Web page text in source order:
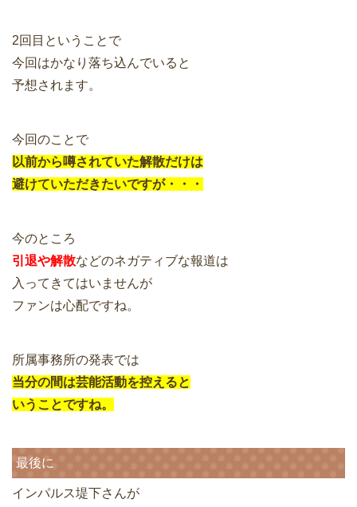
2回目ということで
今回はかなり落ち込んでいると
予想されます。
今回のことで
以前から噂されていた解散だけは
避けていただきたいですが・・・
今のところ
引退や解散などのネガティブな報道は
入ってきてはいませんが
ファンは心配ですね。
所属事務所の発表では
当分の間は芸能活動を控えると
いうことですね。
最後に
インパルス堤下さんが